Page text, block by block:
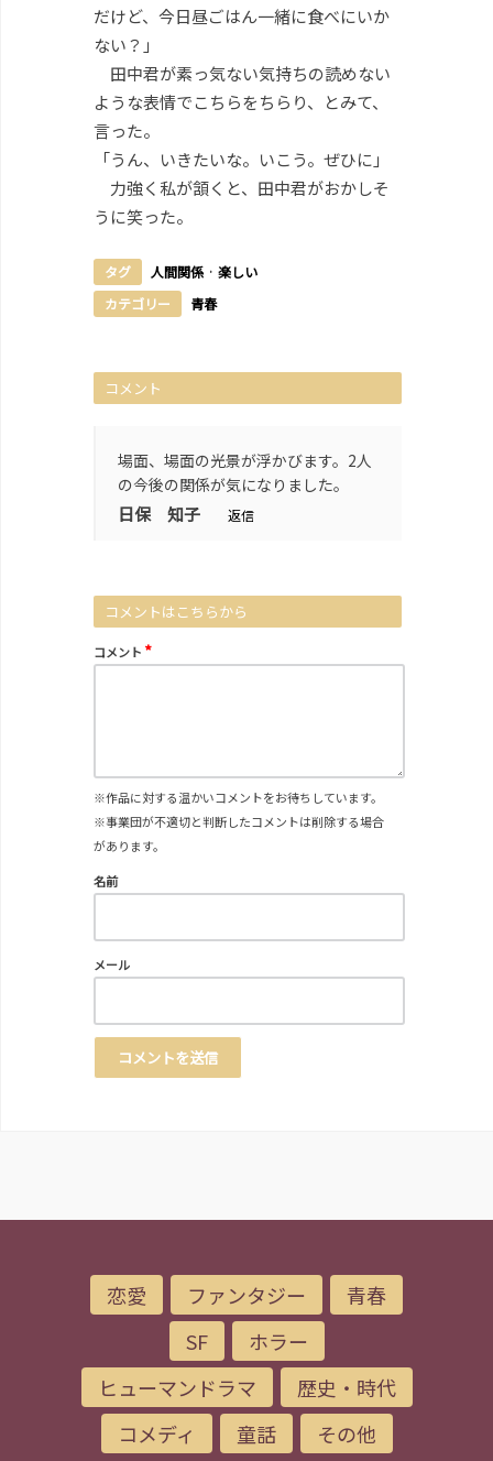
だけど、今日昼ごはん一緒に食べにいか
ない？」
田中君が素っ気ない気持ちの読めない
ような表情でこちらをちらり、とみて、
言った。
「うん、いきたいな。いこう。ぜひに」
力強く私が頷くと、田中君がおかしそ
うに笑った。
タグ 人間関係· 楽しい
カテゴリー
青春
コメント
場面、場面の光景が浮かびます。2人
の今後の関係が気になりました。
日保 知子 返信
コメントはこちらから
コメント *
※作品に対する温かいコメントをお待ちしています。
※事業団が不適切と判断したコメントは削除する場合
があります。
名前
メール
恋愛 ファンタジー
青春
SF
ホラー
ヒューマンドラマ
歴史・時代
コメディ
童話 その他